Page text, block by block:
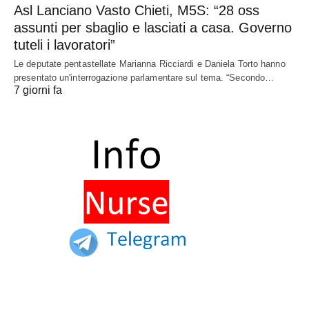
Asl Lanciano Vasto Chieti, M5S: “28 oss
assunti per sbaglio e lasciati a casa. Governo
tuteli i lavoratori”
Le deputate pentastellate Marianna Ricciardi e Daniela Torto hanno
presentato un'interrogazione parlamentare sul tema. “Secondo…
7 giorni fa